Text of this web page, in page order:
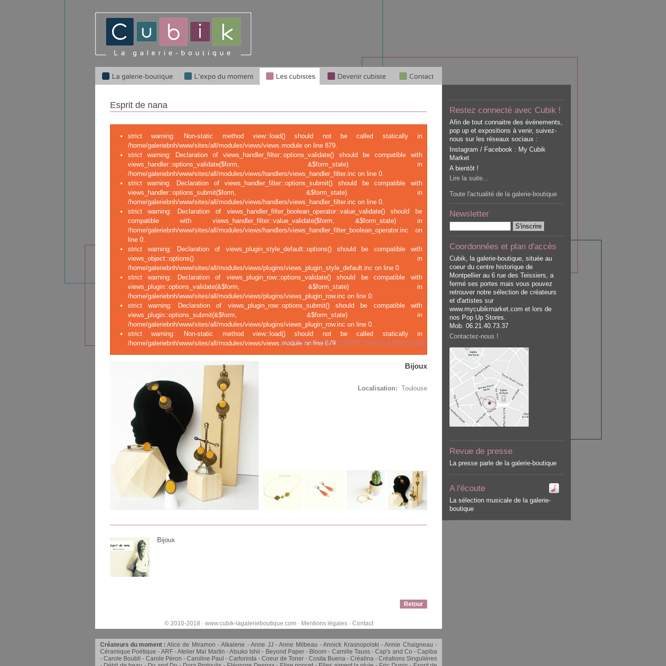
Esprit de nana
strict warning: Non-static method view::load() should not be called statically in
/home/galeriebnh/www/sites/all/modules/views/views.module on line 879.
strict warning: Declaration of views_handler_filter::options_validate() should be compatible with
views_handler::options_validate($form, &$form_state) in
/home/galeriebnh/www/sites/all/modules/views/handlers/views_handler_filter.inc on line 0.
strict warning: Declaration of views_handler_filter::options_submit() should be compatible with
views_handler::options_submit($form, &$form_state) in
/home/galeriebnh/www/sites/all/modules/views/handlers/views_handler_filter.inc on line 0.
strict warning: Declaration of views_handler_filter_boolean_operator::value_validate() should be
compatible with views_handler_filter::value_validate($form, &$form_state) in
/home/galeriebnh/www/sites/all/modules/views/handlers/views_handler_filter_boolean_operator.inc on
line 0.
strict warning: Declaration of views_plugin_style_default::options() should be compatible with
views_object::options() in
/home/galeriebnh/www/sites/all/modules/views/plugins/views_plugin_style_default.inc on line 0.
strict warning: Declaration of views_plugin_row::options_validate() should be compatible with
views_plugin::options_validate(&$form, &$form_state) in
/home/galeriebnh/www/sites/all/modules/views/plugins/views_plugin_row.inc on line 0.
strict warning: Declaration of views_plugin_row::options_submit() should be compatible with
views_plugin::options_submit(&$form, &$form_state) in
/home/galeriebnh/www/sites/all/modules/views/plugins/views_plugin_row.inc on line 0.
strict warning: Non-static method view::load() should not be called statically in
/home/galeriebnh/www/sites/all/modules/views/views.module on line 879.EXPOSE ACTUELLEMENT DANS LA BOUTIQUE
Bijoux
Localisation: Toulouse
Bijoux
Retour
© 2010-2018 · www.cubik-lagalerieboutique.com· Mentions légales· Contact
Restez connecté avec Cubik !
Afin de tout connaitre des événements,
pop up et expositions à venir, suivez-
nous sur les réseaux sociaux :
Instagram / Facebook : My Cubik
Market
A bientôt !
Lire la suite...
Toute l'actualité de la galerie-boutique
Newsletter
Coordonnées et plan d'accès
Cubik, la galerie-boutique, située au
coeur du centre historique de
Montpellier au 6 rue des Teissiers, a
fermé ses portes mais vous pouvez
retrouver notre sélection de créateurs
et d'artistes sur
www.mycubikmarket.com et lors de
nos Pop Up Stores.
Mob. 06.21.40.73.37
Contactez-nous !
Revue de presse
La presse parle de la galerie-boutique
A l'écoute
La sélection musicale de la galerie-
boutique
Créateurs du moment : Alice de Miramon Alkalene Anne JJ Anne Milbeau Annick Krasnopolski
Annie Chaigneau -
Céramique Poétique
ARF Atelier Maï Martin Atsuko Ishii Beyond Paper Bloom Camille Tauss Cap's and Co
Capiba
Carole Boubli
Carole Péron Caroline Paul Cartonista Coeur de Toner Cosita Buena Créalina
Créations Singulières